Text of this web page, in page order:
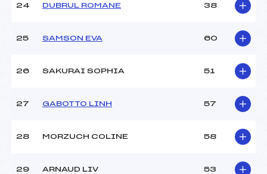
24 DUBRUL ROMANE 38
25 SAMSON EVA 60
26 SAKURAI SOPHIA 51
27 GABOTTO LINH 57
28 MORZUCH COLINE 58
29 ARNAUD LIV 53